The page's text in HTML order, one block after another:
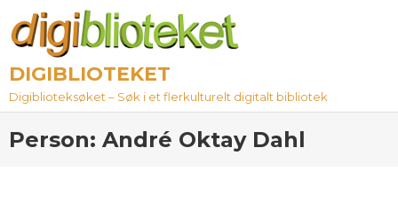
content
DIGIBLIOTEKET
Digiblioteksøket – Søk i et flerkulturelt digitalt bibliotek
Person: André Oktay Dahl